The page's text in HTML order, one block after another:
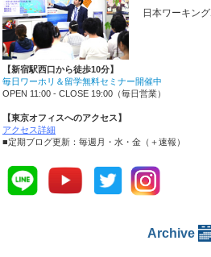
日本ワーキン
【新宿駅西口から徒歩10分】
毎日ワーホリ＆留学無料セミナー開催中
OPEN 11:00 - CLOSE 19:00（毎日営業）
【東京オフィスへのアクセス】
アクセス詳細
■定期ブログ更新：毎週月・水・金（＋速報）
Archive